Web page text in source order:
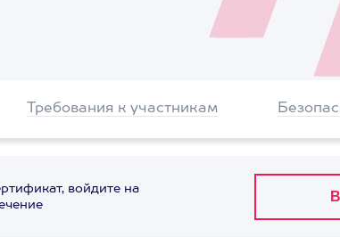
Требования к участникам
войдите на